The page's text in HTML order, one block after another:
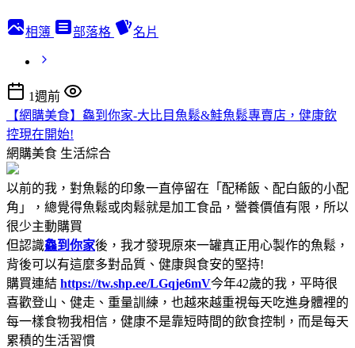
相簿 部落格 名片
1週前
【網購美食】鱻到你家-大比目魚鬆&鮭魚鬆專賣店，健康飲
控現在開始!
網購美食 生活綜合
以前的我，對魚鬆的印象一直停留在「配稀飯、配白飯的小配
角」，總覺得魚鬆或肉鬆就是加工食品，營養價值有限，所以
很少主動購買
但認識鱻到你家後，我才發現原來一罐真正用心製作的魚鬆，
背後可以有這麼多對品質、健康與食安的堅持!
購買連結 https://tw.shp.ee/LGqje6mV今年42歲的我，平時很
喜歡登山、健走、重量訓練，也越來越重視每天吃進身體裡的
每一樣食物我相信，健康不是靠短時間的飲食控制，而是每天
累積的生活習慣